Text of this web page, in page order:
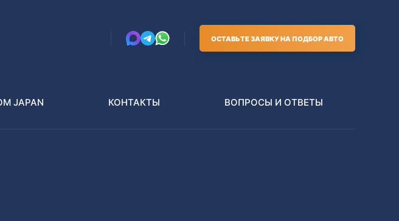
ОСТАВЬТЕ ЗАЯВКУ НА ПОДБОР АВТО
JAPAN КОНТАКТЫ ВОПРОСЫ И ОТВЕТЫ